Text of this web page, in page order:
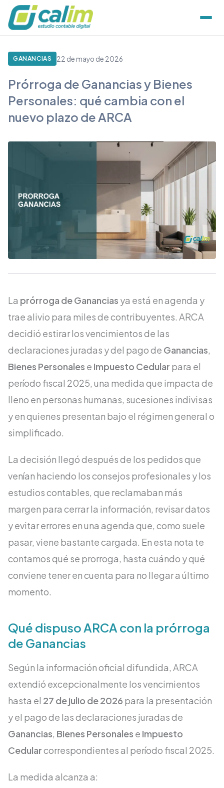
GANANCIAS 22 de mayo de 2026
Prórroga de Ganancias y Bienes
Personales: qué cambia con el
nuevo plazo de ARCA
La prórroga de Ganancias ya está en agenda y
trae alivio para miles de contribuyentes. ARCA
decidió estirar los vencimientos de las
declaraciones juradas y del pago de Ganancias,
Bienes Personales e Impuesto Cedular para el
período fiscal 2025, una medida que impacta de
lleno en personas humanas, sucesiones indivisas
y en quienes presentan bajo el régimen general o
simplificado.
La decisión llegó después de los pedidos que
venían haciendo los consejos profesionales y los
estudios contables, que reclamaban más
margen para cerrar la información, revisar datos
y evitar errores en una agenda que, como suele
pasar, viene bastante cargada. En esta nota te
contamos qué se prorroga, hasta cuándo y qué
conviene tener en cuenta para no llegar a último
momento.
Qué dispuso ARCA con la prórroga
de Ganancias
Según la información oficial difundida, ARCA
extendió excepcionalmente los vencimientos
hasta el 27 de julio de 2026 para la presentación
y el pago de las declaraciones juradas de
Ganancias, Bienes Personales e Impuesto
Cedularcorrespondientes al período fiscal 2025.
La medida alcanza a: